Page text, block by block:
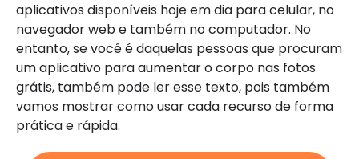
aplicativos disponíveis hoje em dia para celular, no
navegador web e também no computador. No
entanto, se você é daquelas pessoas que procuram
um aplicativo para aumentar o corpo nas fotos
grátis, também pode ler esse texto, pois também
vamos mostrar como usar cada recurso de forma
prática e rápida.